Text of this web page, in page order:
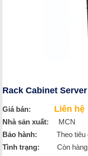
Rack Cabinet
Giá bán: Liên hệ
Nhà sản xuất: MCN
Bảo hành: Theo tiêu
Tình trạng: Còn hàng